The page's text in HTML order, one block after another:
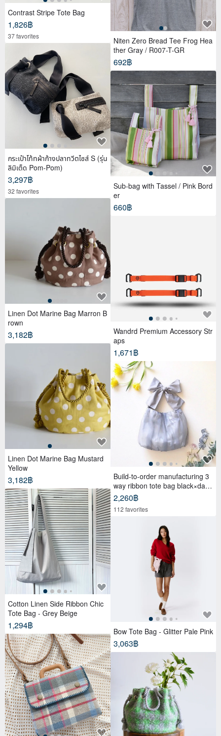
Contrast Stripe Tote Bag
1,826฿
37 favorites
กระเป๋าโท้ทผ้าก้างปลาทวีตไซส์ S (รุ่น
ลิมิเต็ด Pom-Pom)
3,297฿
32 favorites
Linen Dot Marine Bag Marron B
rown
3,182฿
Linen Dot Marine Bag Mustard
Yellow
3,182฿
Cotton Linen Side Ribbon Chic
Tote Bag - Grey Beige
1,294฿
Niten Zero Bread Tee Frog Hea
ther Gray / R007-T-GR
692฿
Sub-bag with Tassel / Pink Bord
er
660฿
Wandrd Premium Accessory Str
aps
1,671฿
Build-to-order manufacturing 3
way ribbon tote bag black×dark
gray
2,260฿
112 favorites
Bow Tote Bag - Glitter Pale Pink
3,063฿